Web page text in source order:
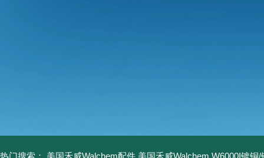
热门搜索： 美国禾威Walchem配件 美国禾威Walchem W6000I镀铜